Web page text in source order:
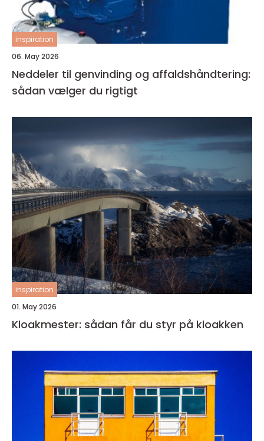
inspiration
06. May 2026
Neddeler til genvinding og affaldshåndtering:
sådan vælger du rigtigt
inspiration
01. May 2026
Kloakmester: sådan får du styr på kloakken